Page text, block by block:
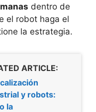
dentro de
el robot haga el
la estrategia.
ARTICLE:
y robots:
la